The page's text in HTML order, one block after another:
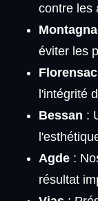
contre les
éviter les
Florensac
l'intégrité
Bessan :
Agde:
résultat